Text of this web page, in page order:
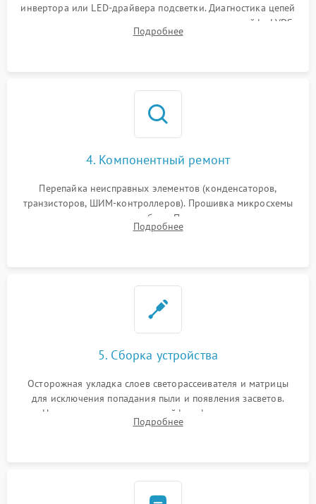
инвертора или LED-драйвера подсветки. Диагностика цепей
питания скалера и тестирование сигналов на шлейфе LVDS
Подробнее
4. Компонентный ремонт
Перепайка неисправных элементов (конденсаторов,
транзисторов, ШИМ-контроллеров). Прошивка микросхемы
памяти при программных сбоях. При поломке подсветки —
разборка матрицы и замена выгоревших светодиодов.
Подробнее
5. Сборка устройства
Осторожная укладка слоев светорассеивателя и матрицы
для исключения попадания пыли и появления засветов.
Надежное подключение шлейфов, фиксация плат и
аккуратное защелкивание пластикового корпуса монитора.
Подробнее